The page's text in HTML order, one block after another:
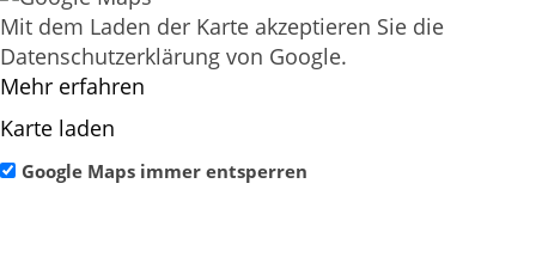
Mit dem Laden der Karte akzeptieren Sie die
Datenschutzerklärung von Google.
Mehr erfahren
Karte laden
Google Maps immer entsperren